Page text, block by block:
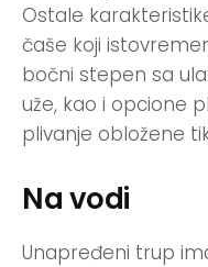
Ostale
čaše koji
bočni stepen sa
uže, kao i opcione
plivanje obložene
Na vodi
Unapređeni trup